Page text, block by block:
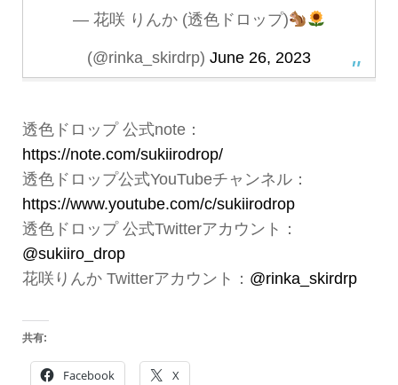
— 花咲 りんか (透色ドロップ)
(@rinka_skirdrp) June 26, 2023
透色ドロップ 公式note：
https://note.com/sukiirodrop/
透色ドロップ公式YouTubeチャンネル：
https://www.youtube.com/c/sukiirodrop
透色ドロップ 公式Twitterアカウント：
@sukiiro_drop
花咲りんか Twitterアカウント： @rinka_skirdrp
共有:
Facebook X